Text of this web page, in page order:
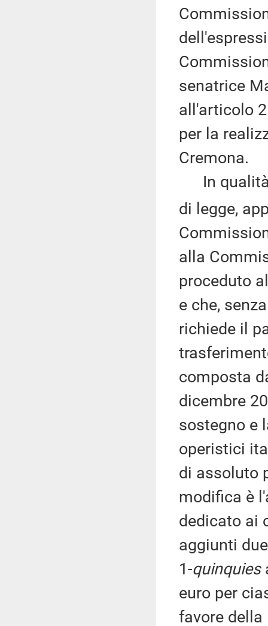
senatrice
all'articolo
per la
Cremona.
In qualità
di legge,
alla
proceduto
e che,
richiede il
composta
dicembre
sostegno e
operistici
di assoluto
modifica è
dedicato ai
aggiunti
1-quinquies
euro per
favore della